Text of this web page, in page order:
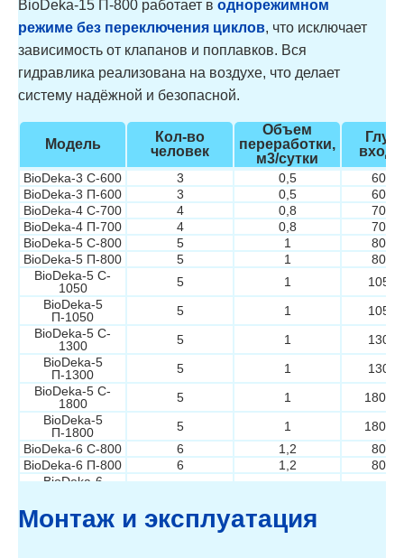
BioDeka-15 П-800 работает в однорежимном
режиме без переключения циклов, что исключает
зависимость от клапанов и поплавков. Вся
гидравлика реализована на воздухе, что делает
систему надёжной и безопасной.
Модель
Кол-во
человек
Объем
переработки,
м3/сутки
BioDeka-3 C-600 3 0,5
600/
BioDeka-3 П-600
3 0,5
600/
BioDeka-4 C-700
4 0,8
700/
BioDeka-4 П-700
4 0,8
700/
BioDeka-5 C-800
5 1
800/
BioDeka-5 П-800
5 1
800/
BioDeka-5 C-
1050
5 1
1050/
BioDeka-5
П-1050
5 1
1050/
BioDeka-5 C-
1300
5 1
1300/
BioDeka-5
П-1300
5 1
1300/
BioDeka-5 C-
1800
5 1
1800/
BioDeka-5
П-1800
5 1
1800/
BioDeka-6 С-800
6 1,2
800/
BioDeka-6 П-800
6 1,2
800/
BioDeka-6
П-1050
6 1,2
Монтаж и эксплуатация